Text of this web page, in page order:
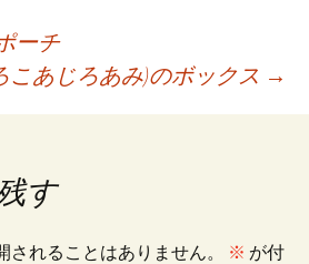
er
es
t
ーチ
こあじろあみ)のボックス →
す
されることはありません。 ※ が付